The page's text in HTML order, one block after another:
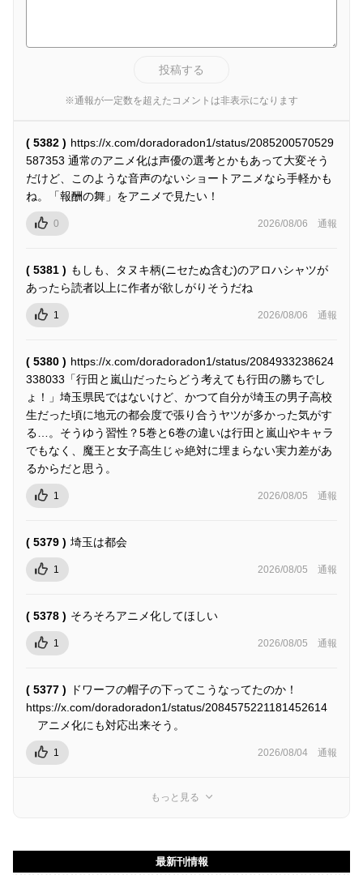
投稿する
※通報が一定数を超えたコメントは非表示になります
( 5382 ) https://x.com/doradoradon1/status/2085200570529
587353 通常のアニメ化は声優の選考とかもあって大変そう
だけど、このような音声のないショートアニメなら手軽かも
ね。「報酬の舞」をアニメで見たい！
0 2026/08/06 通報
( 5381 ) もしも、タヌキ柄(ニセたぬ含む)のアロハシャツが
あったら読者以上に作者が欲しがりそうだね
1 2026/08/06 通報
( 5380 ) https://x.com/doradoradon1/status/2084933238624
338033「行田と嵐山だったらどう考えても行田の勝ちでし
ょ！」埼玉県民ではないけど、かつて自分が埼玉の男子高校
生だった頃に地元の都会度で張り合うヤツが多かった気がす
る…。そうゆう習性？5巻と6巻の違いは行田と嵐山やキャラ
でもなく、魔王と女子高生じゃ絶対に埋まらない実力差があ
るからだと思う。
1 2026/08/05 通報
( 5379 ) 埼玉は都会
1 2026/08/05 通報
( 5378 ) そろそろアニメ化してほしい
1 2026/08/05 通報
( 5377 )
ドワーフの帽子の下ってこうなってたのか！
https://x.com/doradoradon1/status/2084575221181452614
アニメ化にも対応出来そう。
1 2026/08/04 通報
もっと見る
最新刊情報